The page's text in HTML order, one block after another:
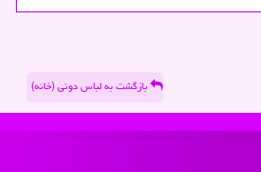
بازگشت به لباس دونی (خانه)